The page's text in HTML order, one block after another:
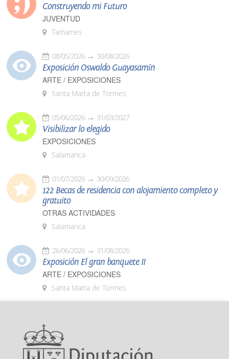
Construyendo mi Futuro
JUVENTUD
Tamames
08/05/2026 30/08/2026
Exposición Oswaldo Guayasamín
ARTE / EXPOSICIONES
Santa Marta de Tormes
05/06/2026 31/03/2027
Visibilizar lo elegido
EXPOSICIONES
Salamanca
01/07/2026 30/09/2026
122 Becas de residencia con alojamiento completo y
gratuito
OTRAS ACTIVIDADES
Salamanca
26/06/2026 31/08/2026
Exposición El gran banquete II
ARTE / EXPOSICIONES
Santa Marta de Tormes